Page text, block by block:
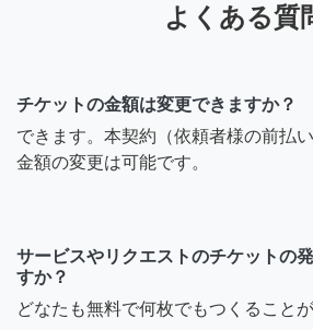
よくある質
チケットの金額は変更できますか？
できます。本契約（依頼者様の前払
金額の変更は可能です。
サービスやリクエストのチケットの
すか？
どなたも無料で何枚でもつくること